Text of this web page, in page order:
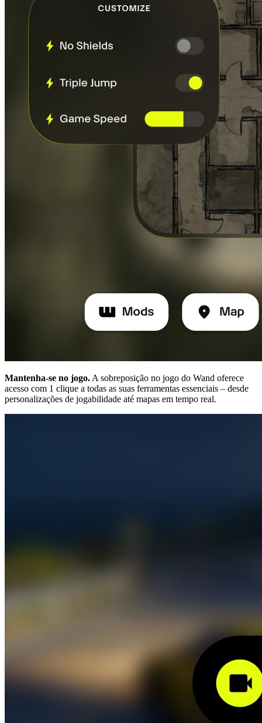
Mantenha-se no jogo. A sobreposição no jogo do Wand oferece
acesso com 1 clique a todas as suas ferramentas essenciais – desde
personalizações de jogabilidade até mapas em tempo real.